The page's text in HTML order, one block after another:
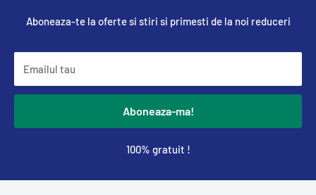
Aboneaza-te la oferte si stiri si primesti de la noi reduceri
Emailul tau
Aboneaza-ma!
100% gratuit !